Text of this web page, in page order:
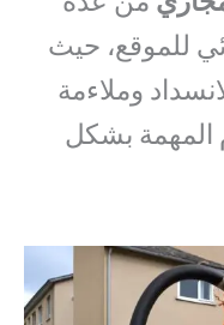
للموقع، حيث
وملاءمة
المهمة بشكل